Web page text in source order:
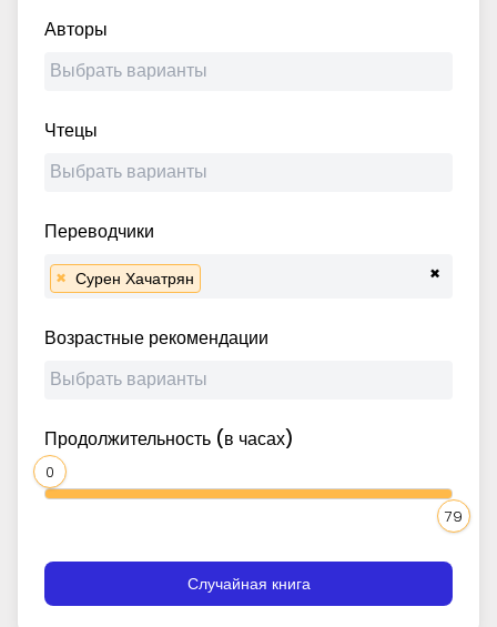
Авторы
Чтецы
Переводчики
×
× Сурен Хачатрян
Возрастные рекомендации
Продолжительность (в часах)
0
79
Случайная книга